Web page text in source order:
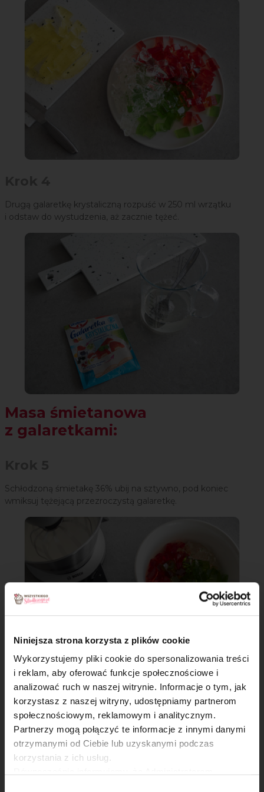
Niniejsza strona korzysta z plików cookie
Wykorzystujemy pliki cookie do spersonalizowania treści
i reklam, aby oferować funkcje społecznościowe i
analizować ruch w naszej witrynie. Informacje o tym, jak
korzystasz z naszej witryny, udostępniamy partnerom
społecznościowym, reklamowym i analitycznym.
Partnerzy mogą połączyć te informacje z innymi danymi
otrzymanymi od Ciebie lub uzyskanymi podczas
korzystania z ich usług.
Drugą galaretkę krystaliczną rozpuść w 250 ml wrzątku
i odstaw do wystudzenia, aż zacznie tężeć.
Masa śmietanowa
z galaretkami:
Schłodzoną śmietakę 36% ubij na sztywno, pod koniec
wmiksuj tężejącą przezroczystą galaretkę.
Krok 6
Ubitą śmietankę wymieszaj z pokrojonymi galaretkami.
×